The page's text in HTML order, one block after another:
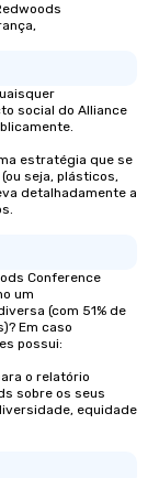
social do Alliance
estratégia que se
seja, plásticos,
detalhadamente a
Conference
um
(com 51% de
Em caso
possui:
o relatório
sobre os seus
equidade